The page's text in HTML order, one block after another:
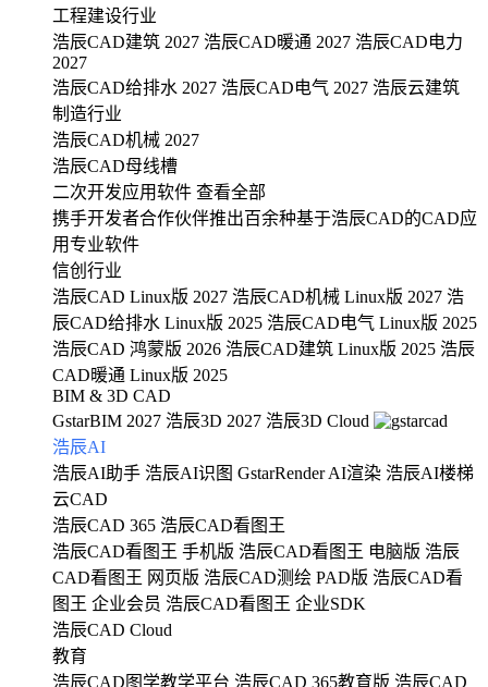
工程建设行业
浩辰CAD建筑 2027 浩辰CAD暖通 2027 浩辰CAD电力
2027
浩辰CAD给排水 2027 浩辰CAD电气 2027 浩辰云建筑
制造行业
浩辰CAD机械 2027
浩辰CAD母线槽
二次开发应用软件 查看全部
携手开发者合作伙伴推出百余种基于浩辰CAD的CAD应
用专业软件
信创行业
浩辰CAD Linux版 2027 浩辰CAD机械 Linux版 2027 浩
辰CAD给排水 Linux版 2025 浩辰CAD电气 Linux版 2025
浩辰CAD 鸿蒙版 2026 浩辰CAD建筑 Linux版 2025 浩辰
CAD暖通 Linux版 2025
BIM & 3D CAD
GstarBIM 2027 浩辰3D 2027 浩辰3D Cloud
浩辰AI
浩辰AI助手 浩辰AI识图 GstarRender AI渲染 浩辰AI楼梯
云CAD
浩辰CAD 365 浩辰CAD看图王
浩辰CAD看图王 手机版 浩辰CAD看图王 电脑版 浩辰
CAD看图王 网页版 浩辰CAD测绘 PAD版 浩辰CAD看
图王 企业会员 浩辰CAD看图王 企业SDK
浩辰CAD Cloud
教育
浩辰CAD图学教学平台 浩辰CAD 365教育版 浩辰CAD